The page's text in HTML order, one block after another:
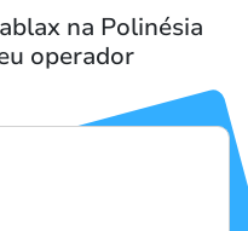
na Polinésia
operador